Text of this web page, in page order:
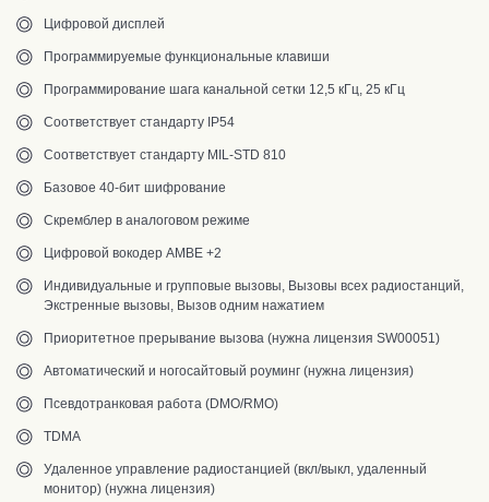
Цифровой дисплей
Программируемые функциональные клавиши
Программирование шага канальной сетки 12,5 кГц, 25 кГц
Соответствует стандарту IP54
Соответствует стандарту MIL-STD 810
Базовое 40-бит шифрование
Скремблер в аналоговом режиме
Цифровой вокодер AMBE +2
Индивидуальные и групповые вызовы, Вызовы всех радиостанций,
Экстренные вызовы, Вызов одним нажатием
Приоритетное прерывание вызова (нужна лицензия SW00051)
Автоматический и ногосайтовый роуминг (нужна лицензия)
Псевдотранковая работа (DMO/RMO)
TDMA
Удаленное управление радиостанцией (вкл/выкл, удаленный
монитор) (нужна лицензия)